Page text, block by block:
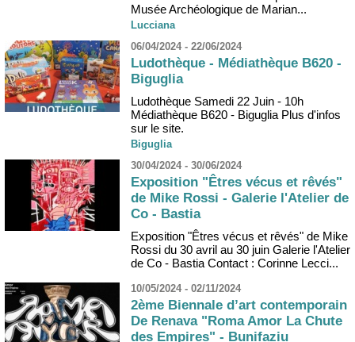
Musée Archéologique de Marian...
Lucciana
06/04/2024 - 22/06/2024
Ludothèque - Médiathèque B620 -
Biguglia
Ludothèque Samedi 22 Juin - 10h
Médiathèque B620 - Biguglia Plus d'infos
sur le site.
Biguglia
30/04/2024 - 30/06/2024
Exposition "Êtres vécus et rêvés"
de Mike Rossi - Galerie l'Atelier de
Co - Bastia
Exposition "Êtres vécus et rêvés" de Mike
Rossi du 30 avril au 30 juin Galerie l'Atelier
de Co - Bastia Contact : Corinne Lecci...
10/05/2024 - 02/11/2024
2ème Biennale d’art contemporain
De Renava "Roma Amor La Chute
des Empires" - Bunifaziu